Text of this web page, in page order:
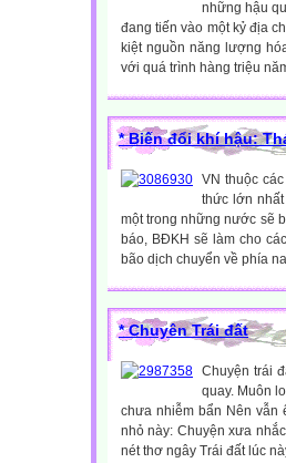
những hậu
đang tiến vào một kỷ địa
kiệt nguồn năng lượng
với quá trình hàng triệu
* Biến đổi khí hậu:
VN thuộc
thức lớn
một trong những nước sẽ
báo, BÐKH sẽ làm cho
bão dịch chuyển về phía
* Chuyên Trái đất
Chuyện trái
quay. Muôn
chưa nhiễm bẩn Nên vẫn
nhỏ này: Chuyện xưa
nét thơ ngây Trái đất lúc